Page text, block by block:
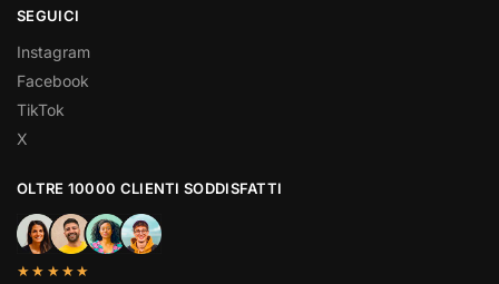
SEGUICI
Instagram
Facebook
TikTok
X
OLTRE 10000 CLIENTI SODDISFATTI
★★★★★